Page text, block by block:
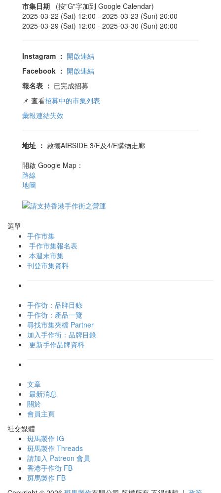
市集日期
(按"G"字加到 Google Calendar)
2025-03-22 (Sat) 12:00 - 2025-03-23 (Sun) 20:00
2025-03-29 (Sat) 12:00 - 2025-03-30 (Sun) 20:00
Instagram ： 開啟連結
Facebook ： 開啟連結
報名表 ： 已完成招募
📌 查看招募中的市集列表
彙報連結失效
地址 ： 啟德AIRSIDE 3/F及4/F購物走廊
開啟 Google Map：
路線
地圖
選單
手作市集
手作市集報名表
本週末市集
刊登市集資料
手作街：品牌目錄
手作街：產品一覽
尋找市集夾檔 Partner
加入手作街：品牌目錄
更新手作品牌資料
文章
最新消息
關於
會員主頁
社交媒體
斑馬製作 IG
斑馬製作 Threads
請加入 Patreon 會員
香港手作街 FB
斑馬製作 FB